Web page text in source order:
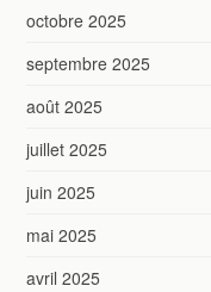
octobre 2025
septembre 2025
août 2025
juillet 2025
juin 2025
mai 2025
avril 2025